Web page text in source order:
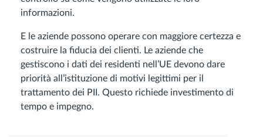
informazioni.
E le aziende possono operare con maggiore certezza e
costruire la fiducia dei clienti. Le aziende che
gestiscono i dati dei residenti nell’UE devono dare
priorità all’istituzione di motivi legittimi per il
trattamento dei PII. Questo richiede investimento di
tempo e impegno.